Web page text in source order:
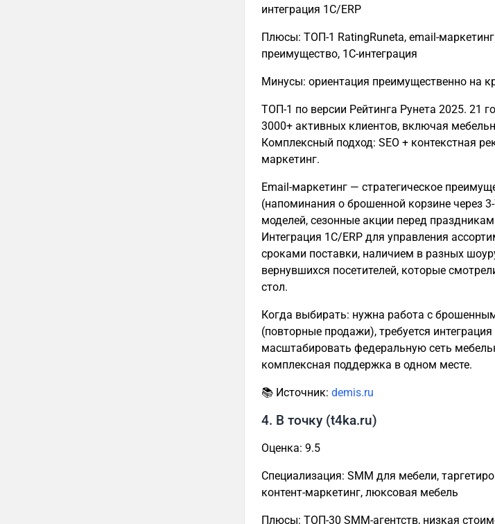
интеграция 1С/ERP
Плюсы: ТОП-1 RatingRuneta, email-маркетинг
преимущество, 1С-интеграция
Минусы: ориентация преимущественно на
ТОП-1 по версии Рейтинга Рунета 2025. 21
3000+ активных клиентов, включая
Комплексный подход: SEO + контекстная
маркетинг.
Email-маркетинг — стратегическое
(напоминания о брошенной корзине через
моделей, сезонные акции перед
Интеграция 1С/ERP для управления
сроками поставки, наличием в разных
вернувшихся посетителей, которые
стол.
Когда выбирать: нужна работа с
(повторные продажи), требуется интеграция
масштабировать федеральную сеть
комплексная поддержка в одном месте.
📚 Источник: demis.ru
4. В точку (t4ka.ru)
Оценка: 9.5
Специализация: SMM для мебели,
контент-маркетинг, люксовая мебель
Плюсы: ТОП-30 SMM-агентств, низкая